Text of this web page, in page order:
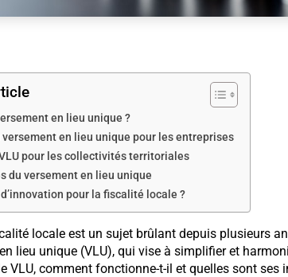
en lieu unique ?
versement en lieu unique pour les entreprises
pour les collectivités territoriales
du versement en lieu unique
pour la fiscalité locale ?
locale est un sujet brûlant depuis plusieurs
lieu unique (VLU), qui vise à simplifier et
VLU, comment fonctionne-t-il et quelles sont